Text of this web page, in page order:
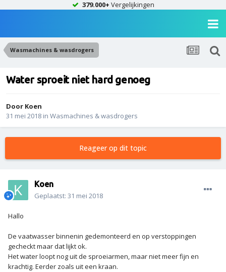
379.000+ Vergelijkingen
Wasmachines & wasdrogers
Water sproeit niet hard genoeg
Door Koen
31 mei 2018 in Wasmachines & wasdrogers
Reageer op dit topic
Koen
Geplaatst: 31 mei 2018
Hallo
De vaatwasser binnenin gedemonteerd en op verstoppingen
gecheckt maar dat lijkt ok.
Het water loopt nog uit de sproeiarmen, maar niet meer fijn en
krachtig. Eerder zoals uit een kraan.